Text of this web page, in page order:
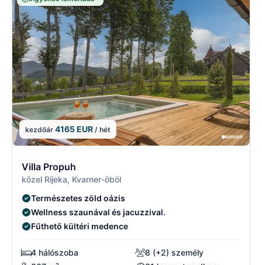
kezdőár 4165 EUR / hét
Villa Propuh
közel Rijeka, Kvarner-öböl
Természetes zöld oázis
Wellness szaunával és jacuzzival.
Fűthető kültéri medence
4 hálószoba
8 (+2) személy